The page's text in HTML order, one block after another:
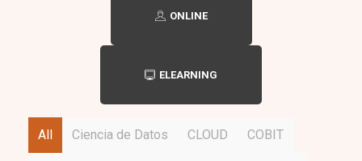
ONLINE
ELEARNING
All Ciencia de Datos CLOUD COBIT